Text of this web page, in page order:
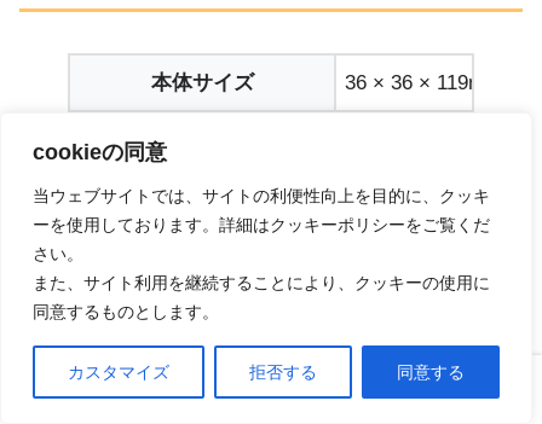
cookieの同意
当ウェブサイトでは、サイトの利便性向上を目的に、クッキ
ーを使用しております。詳細はクッキーポリシーをご覧くだ
さい。
また、サイト利用を継続することにより、クッキーの使用に
同意するものとします。
カスタマイズ 拒否する 同意する
本体サイズ 36 × 36 × 119mm
水タンク容量 72ml
バッテリー容量
使用時間 28~38秒